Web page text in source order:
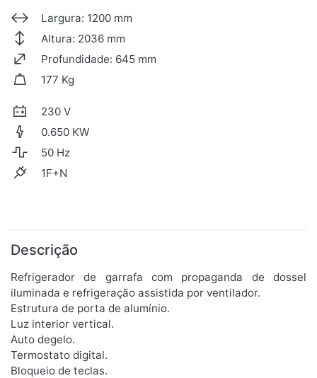
Largura: 1200 mm
Altura: 2036 mm
Profundidade: 645 mm
177 Kg
230 V
0.650 KW
50 Hz
1F+N
Descrição
Refrigerador de garrafa com propaganda de dossel
iluminada e refrigeração assistida por ventilador.
Estrutura de porta de alumínio.
Luz interior vertical.
Auto degelo.
Termostato digital.
Bloqueio de teclas.